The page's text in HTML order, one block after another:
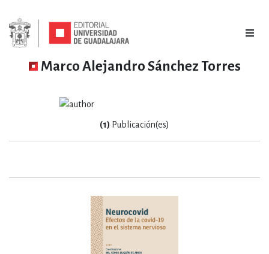
Marco Alejandro Sánchez Torres
(1) Publicación(es)